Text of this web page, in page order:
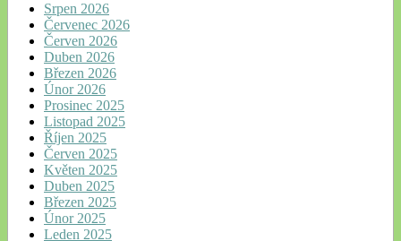
Srpen 2026
Červenec 2026
Červen 2026
Duben 2026
Březen 2026
Únor 2026
Prosinec 2025
Listopad 2025
Říjen 2025
Červen 2025
Květen 2025
Duben 2025
Březen 2025
Únor 2025
Leden 2025